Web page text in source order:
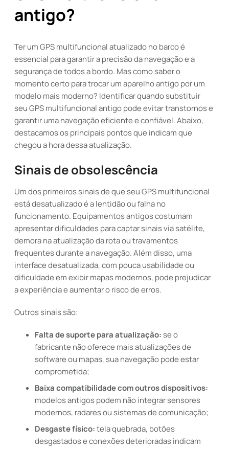
antigo?
Ter um GPS multifuncional atualizado no barco é
essencial para garantir a precisão da navegação e a
segurança de todos a bordo. Mas como saber o
momento certo para trocar um aparelho antigo por um
modelo mais moderno? Identificar quando substituir
seu GPS multifuncional antigo pode evitar transtornos e
garantir uma navegação eficiente e confiável. Abaixo,
destacamos os principais pontos que indicam que
chegou a hora dessa atualização.
Sinais de obsolescência
Um dos primeiros sinais de que seu GPS multifuncional
está desatualizado é a lentidão ou falha no
funcionamento. Equipamentos antigos costumam
apresentar dificuldades para captar sinais via satélite,
demora na atualização da rota ou travamentos
frequentes durante a navegação. Além disso, uma
interface desatualizada, com pouca usabilidade ou
dificuldade em exibir mapas modernos, pode prejudicar
a experiência e aumentar o risco de erros.
Outros sinais são:
Falta de suporte para atualização:se o
fabricante não oferece mais atualizações de
software ou mapas, sua navegação pode estar
comprometida;
Baixa compatibilidade com outros dispositivos:
modelos antigos podem não integrar sensores
modernos, radares ou sistemas de comunicação;
Desgaste físico:tela quebrada, botões
desgastados e conexões deterioradas indicam